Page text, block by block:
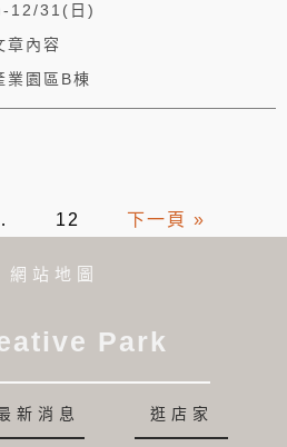
12/31(日)
章內容
業園區B棟
12 下一頁 »
網站地圖
Park
新消息 逛店家